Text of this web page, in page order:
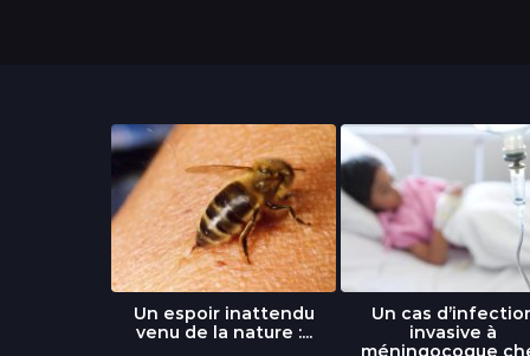
Un espoir inattendu
venu de la nature :...
Un cas
invasive à
méningocoque